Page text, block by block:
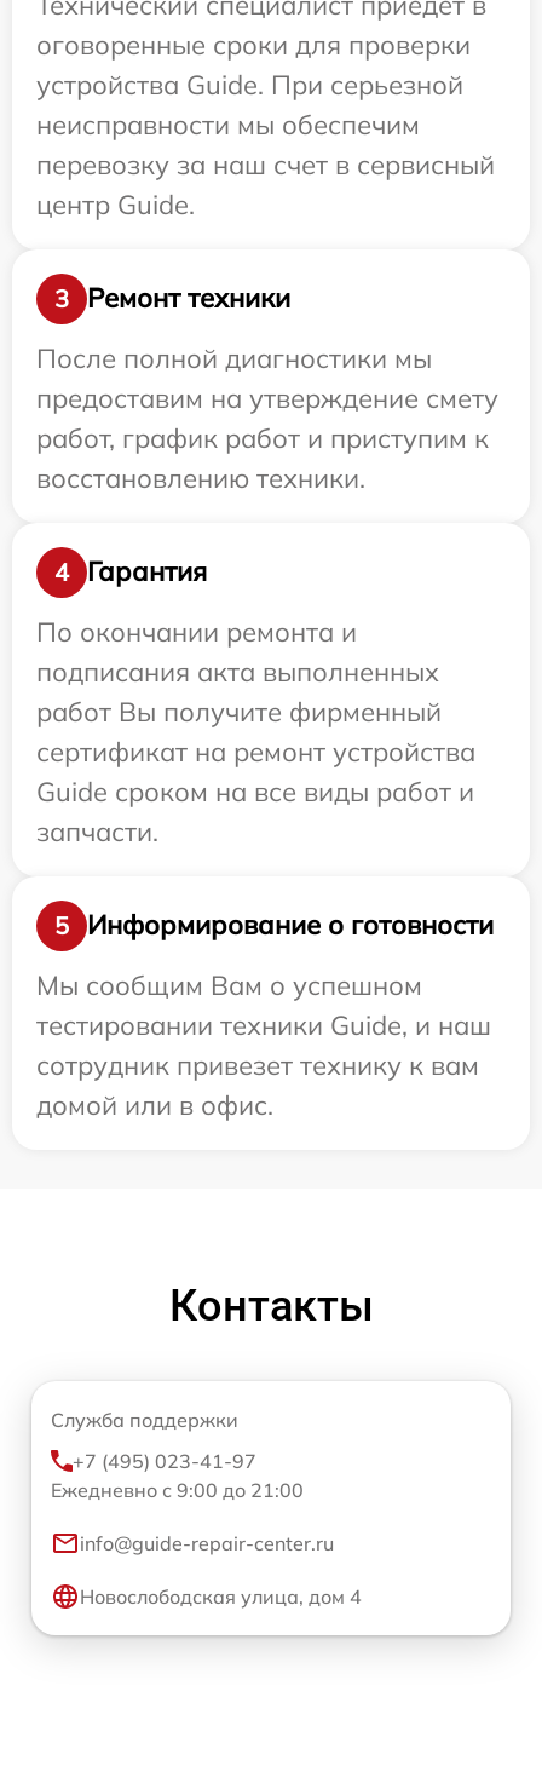
оговоренные сроки для проверки
устройства Guide. При серьезной
неисправности мы обеспечим
перевозку за наш счет в сервисный
центр Guide.
3
Ремонт техники
После полной диагностики мы
предоставим на утверждение смету
работ, график работ и приступим к
восстановлению техники.
4
Гарантия
По окончании ремонта и
подписания акта выполненных
работ Вы получите фирменный
сертификат на ремонт устройства
Guide сроком на все виды работ и
запчасти.
5
Информирование о готовности
Мы сообщим Вам о успешном
тестировании техники Guide, и наш
сотрудник привезет технику к вам
домой или в офис.
Контакты
Служба поддержки
+7 (495) 023-41-97
Ежедневно с 9:00 до 21:00
info@guide-repair-center.ru
Новослободская улица, дом 4